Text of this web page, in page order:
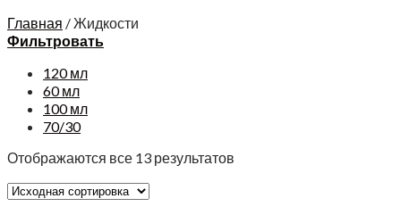
Главная /Жидкости
Фильтровать
120 мл
60 мл
100 мл
70/30
Отображаются все 13 результатов